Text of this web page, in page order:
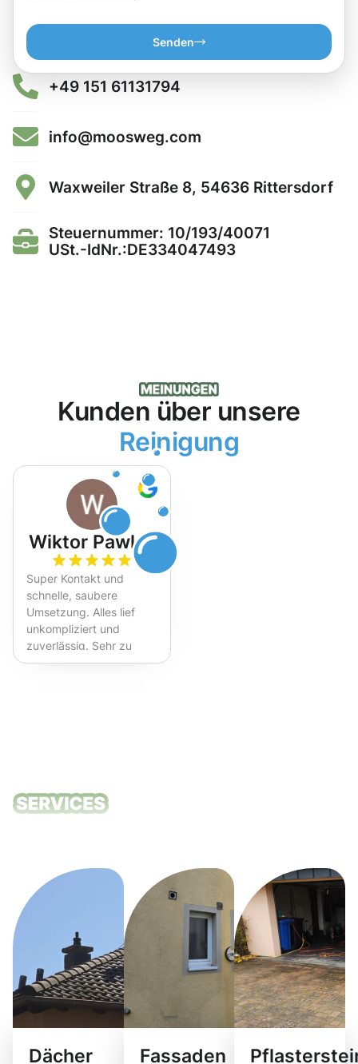
Senden
+49 151 61131794
info@moosweg.com
Waxweiler Straße 8, 54636 Rittersdorf
Steuernummer: 10/193/40071
USt.-IdNr.:DE334047493
Kunden über unsere
Reinigung
Wiktor Pawlak
Super Kontakt und
schnelle, saubere
Umsetzung. Alles lief
unkompliziert und
zuverlässig. Sehr zu
empfehlen!
Dächer Fassaden